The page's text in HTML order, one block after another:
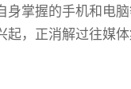
掌握的手机和电
，正消解过往媒